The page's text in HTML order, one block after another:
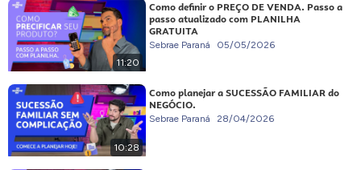
11:20
Como definir o PREÇO DE VENDA. Passo a
passo atualizado com PLANILHA
GRATUITA
Sebrae Paraná 05/05/2026
10:28
Como planejar a SUCESSÃO FAMILIAR do
NEGÓCIO.
Sebrae Paraná 28/04/2026